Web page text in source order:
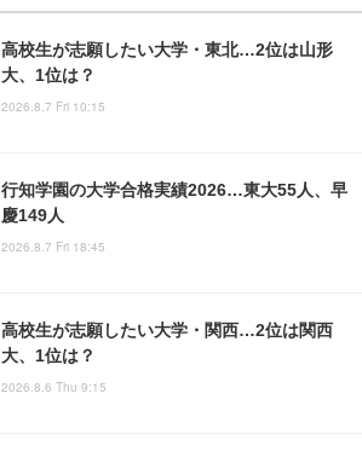
高校生が志願したい大学・東北…2位は山形
大、1位は？
2026.8.7 Fri 10:15
行知学園の大学合格実績2026…東大55人、早
慶149人
2026.8.7 Fri 18:45
高校生が志願したい大学・関西…2位は関西
大、1位は？
2026.8.6 Thu 9:15